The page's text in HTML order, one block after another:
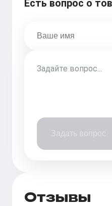
Есть вопрос о
Задать вопрос
Отзывы